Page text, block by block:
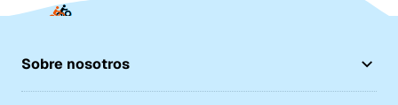
Sobre nosotros